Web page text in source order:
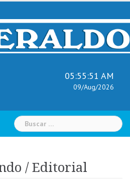
05:55:52 AM
09/Aug/2026
Buscar:
/ Editorial